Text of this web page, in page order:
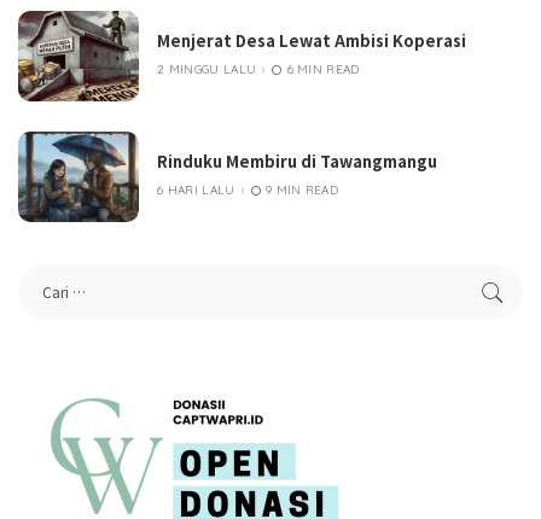
Menjerat Desa Lewat Ambisi Koperasi
2 MINGGU LALU 6 MIN READ
Rinduku Membiru di Tawangmangu
6 HARI LALU 9 MIN READ